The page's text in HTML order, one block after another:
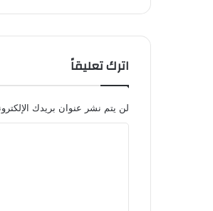
اترك تعليقاً
لن يتم نشر عنوان بريدك